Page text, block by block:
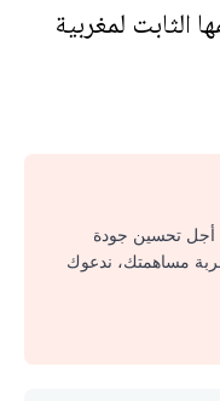
الثابت لمغربية
أجل تحسين جودة
مساهمتك، ندعوك